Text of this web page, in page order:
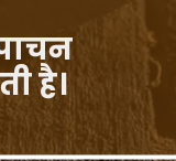
शक्ति मज़बूत होती है।